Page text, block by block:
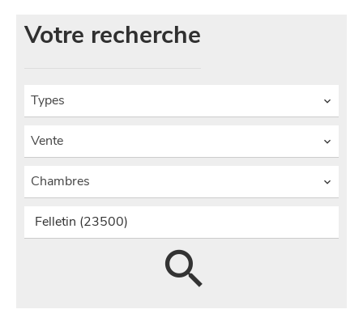
Votre recherche
Types
Vente
Chambres
Felletin (23500)